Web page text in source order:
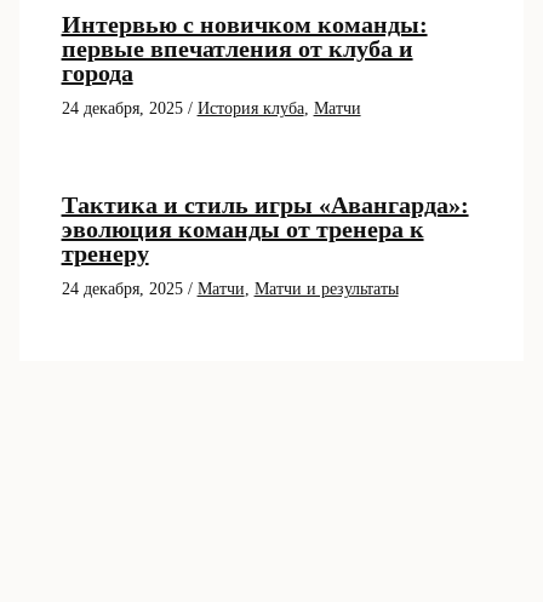
Интервью с новичком команды:
первые впечатления от клуба и
города
24 декабря, 2025 / История клуба, Матчи
Тактика и стиль игры «Авангарда»:
эволюция команды от тренера к
тренеру
24 декабря, 2025 / Матчи Матчи и результаты